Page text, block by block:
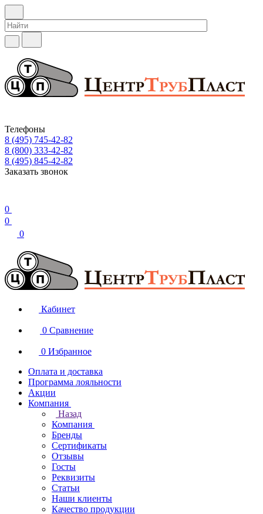
Телефоны
8 (495) 745-42-82
8 (800) 333-42-82
8 (495) 845-42-82
Заказать звонок
0
0
0
Кабинет
0 Сравнение
0 Избранное
Оплата и доставка
Программа лояльности
Акции
Компания
Назад
Компания
Бренды
Сертификаты
Отзывы
Госты
Реквизиты
Статьи
Наши клиенты
Качество продукции